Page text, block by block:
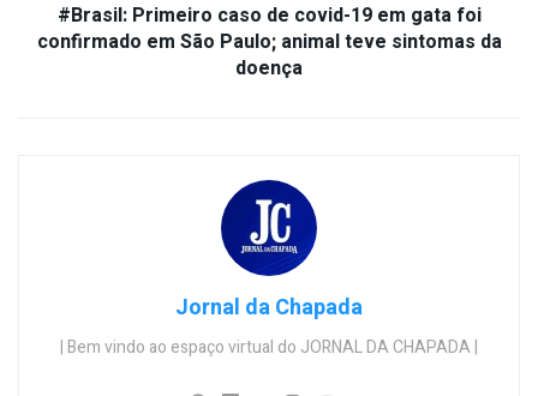
#Brasil: Primeiro caso de covid-19 em gata foi
confirmado em São Paulo; animal teve sintomas da
doença
Jornal da Chapada
| Bem vindo ao espaço virtual do JORNAL DA CHAPADA |